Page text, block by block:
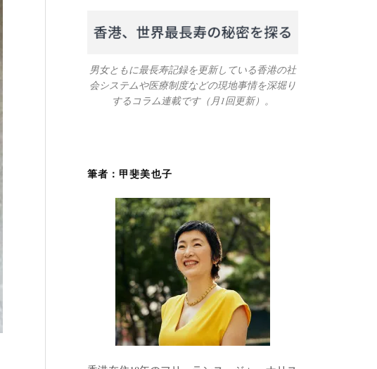
男女ともに最長寿記録を更新している香港の社
会システムや医療制度などの現地事情を深堀り
するコラム連載です（月1回更新）。
筆者：甲斐美也子